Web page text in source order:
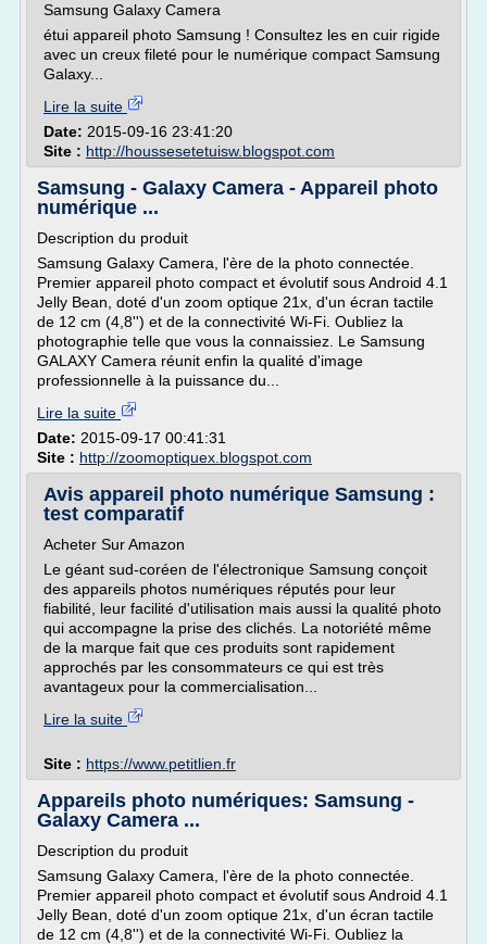
Samsung Galaxy Camera
étui appareil photo Samsung ! Consultez les en cuir rigide
avec un creux fileté pour le numérique compact Samsung
Galaxy...
Lire la suite
Date: 2015-09-16 23:41:20
Site : http://houssesetetuisw.blogspot.com
Samsung - Galaxy Camera - Appareil photo
numérique ...
Description du produit
Samsung Galaxy Camera, l'ère de la photo connectée.
Premier appareil photo compact et évolutif sous Android 4.1
Jelly Bean, doté d'un zoom optique 21x, d'un écran tactile
de 12 cm (4,8'') et de la connectivité Wi-Fi. Oubliez la
photographie telle que vous la connaissiez. Le Samsung
GALAXY Camera réunit enfin la qualité d'image
professionnelle à la puissance du...
Lire la suite
Date: 2015-09-17 00:41:31
Site : http://zoomoptiquex.blogspot.com
Avis appareil photo numérique Samsung :
test comparatif
Acheter Sur Amazon
Le géant sud-coréen de l'électronique Samsung conçoit
des appareils photos numériques réputés pour leur
fiabilité, leur facilité d'utilisation mais aussi la qualité photo
qui accompagne la prise des clichés. La notoriété même
de la marque fait que ces produits sont rapidement
approchés par les consommateurs ce qui est très
avantageux pour la commercialisation...
Lire la suite
Site : https://www.petitlien.fr
Appareils photo numériques: Samsung -
Galaxy Camera ...
Description du produit
Samsung Galaxy Camera, l'ère de la photo connectée.
Premier appareil photo compact et évolutif sous Android 4.1
Jelly Bean, doté d'un zoom optique 21x, d'un écran tactile
de 12 cm (4,8'') et de la connectivité Wi-Fi. Oubliez la